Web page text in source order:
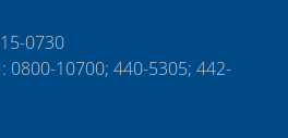
0730
0800-10700; 440-5305; 442-